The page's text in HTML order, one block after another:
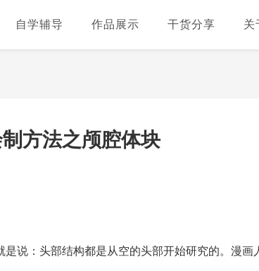
自学辅导 作品展示 干货分享 关
方法之颅腔体块
说：头部结构都是从空的头部开始研究的。 漫画